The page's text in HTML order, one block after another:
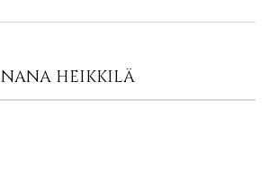
NANA HEIKKILÄ